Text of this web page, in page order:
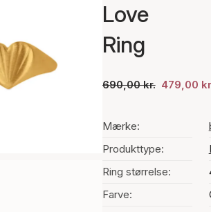
Love
Ring
690,00 kr. 479,00
Mærke:
Produkttype:
Ring størrelse:
Farve: